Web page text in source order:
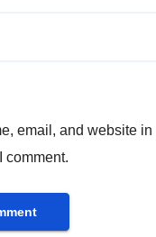
email, and website
comment.